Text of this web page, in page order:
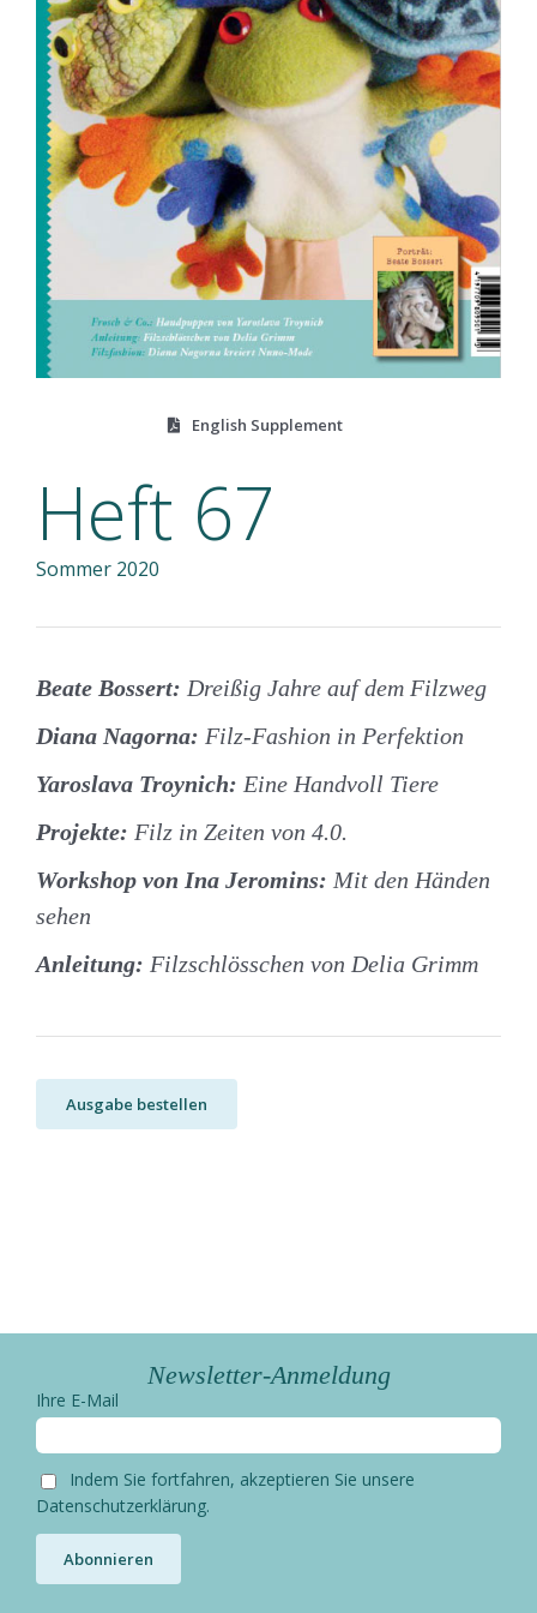
English Supplement
Heft 67
Sommer 2020
Beate Bossert: Dreißig Jahre auf dem Filzweg
Diana Nagorna: Filz-Fashion in Perfektion
Yaroslava Troynich: Eine Handvoll Tiere
Projekte: Filz in Zeiten von 4.0.
Workshop von Ina Jeromins: Mit den Händen
sehen
Anleitung: Filzschlösschen von Delia Grimm
Ausgabe bestellen
Newsletter-Anmeldung
Ihre E-Mail
Indem Sie fortfahren, akzeptieren Sie unsere
Datenschutzerklärung.